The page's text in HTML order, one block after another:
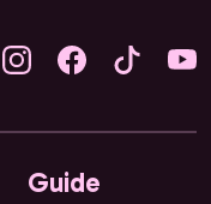
Guide